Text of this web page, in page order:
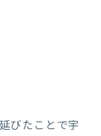
びたことで宇